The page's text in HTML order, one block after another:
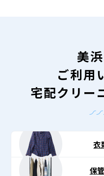
ト〉
美
ご利用
宅配クリー
衣
保